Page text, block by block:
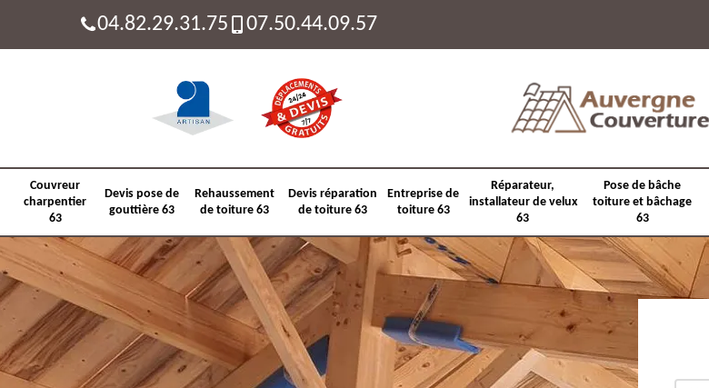
04.82.29.31.75 07.50.44.09.57
Couvreur
charpentier
63
Devis pose de
gouttière 63
Rehaussement
de toiture 63
Devis réparation
de toiture 63
Entreprise de
toiture 63
Réparateur,
installateur de velux
63
Pose de bâche
toiture et bâchage
63